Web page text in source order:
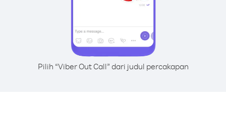
Pilih “Viber Out Call” dari judul percakapan